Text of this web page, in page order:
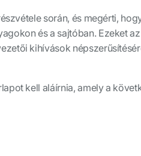
során, és megérti,
és a sajtóban. Ezeket
kihívások
kell aláírnia, amely a